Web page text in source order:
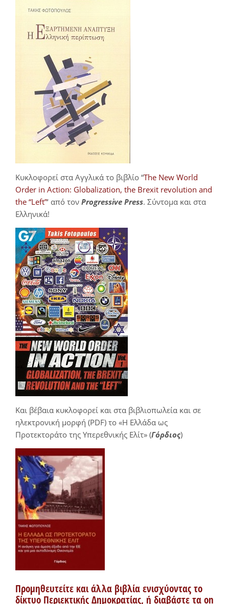
Κυκλοφορεί στα Αγγλικά το βιβλίο “The New World
Order in Action: Globalization, the Brexit revolution and
the “Left”‘ από τον Progressive Press. Σύντομα και στα
Ελληνικά!
Και βέβαια κυκλοφορεί και στα βιβλιοπωλεία και σε
ηλεκτρονική μορφή (PDF) το «Η Ελλάδα ως
Προτεκτοράτο της Υπερεθνικής Ελίτ» (Γόρδιος)
Προμηθευτείτε και άλλα βιβλία ενισχύοντας το
δίκτυο Περιεκτικής Δημοκρατίας, ή διαβάστε τα on